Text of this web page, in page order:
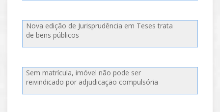
Nova edição de Jurisprudência em Teses trata
de bens públicos
Sem matrícula, imóvel não pode ser
reivindicado por adjudicação compulsória